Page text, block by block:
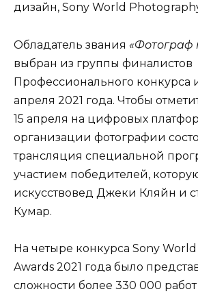
дизайн, Sony World
Обладатель звания «Фотограф
выбран из группы финалистов
Профессионального конкурса
апреля 2021 года. Чтобы
15 апреля на цифровых
организации фотографии
трансляция специальной
участием победителей,
искусствовед Джеки Кляйн и
Кумар.
На четыре конкурса Sony
Awards 2021 года было
сложности более 330 000 работ